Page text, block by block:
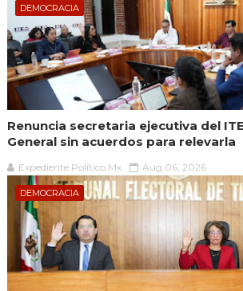
DEMOCRACIA
Renuncia secretaria ejecutiva del
General sin acuerdos para relevarla
Expediente Político.Mx Aug 06, 2026
DEMOCRACIA